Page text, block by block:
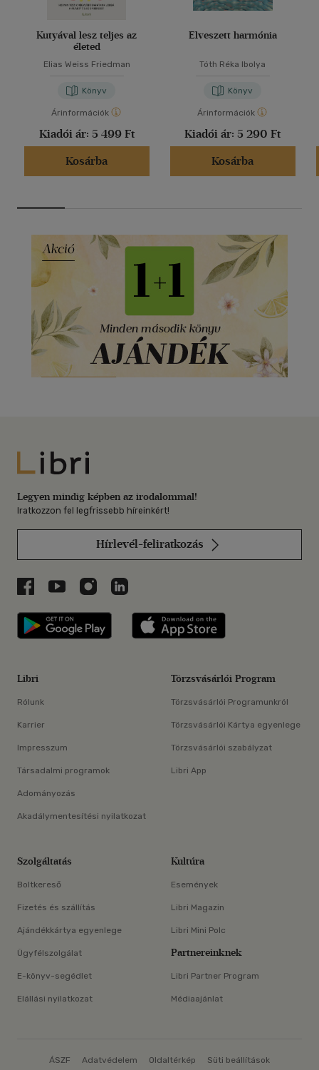
Kutyával lesz teljes az
életed
Elias Weiss Friedman
Könyv
Árinformációk
Kiadói ár: 5 499 Ft
Kosárba
Elveszett harmónia
Tóth Réka Ibolya
Könyv
Árinformációk
Kiadói ár: 5 290 Ft
Kosárba
Libri
Legyen mindig képben az irodalommal!
Iratkozzon fel legfrissebb híreinkért!
Hírlevél-feliratkozás
Libri a Facebookon
Libri a Youtube-on
Libri az Instagramon
Libri a LinkedInen
Libri applikáció Szerezd meg: Google
Libri
Rólunk
Karrier
Impresszum
Társadalmi programok
Adományozás
Akadálymentesítési nyilatkozat
Törzsvásárlói Program
Törzsvásárlói Programunkról
Törzsvásárlói Kártya egyenlege
Törzsvásárlói szabályzat
Libri App
Szolgáltatás
Boltkereső
Fizetés és szállítás
Ajándékkártya egyenlege
Ügyfélszolgálat
E-könyv-segédlet
Elállási nyilatkozat
Kultúra
Események
Libri Magazin
Libri Mini Polc
Partnereinknek
Libri Partner Program
Médiaajánlat
ÁSZF Adatvédelem Oldaltérkép Süti beállítások